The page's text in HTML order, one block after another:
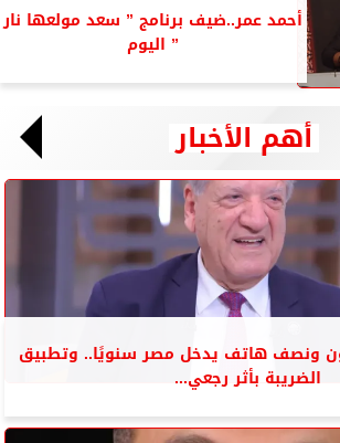
أحمد عمر..ضيف برنامج ” سعد مولعها نار
” اليوم
أهم الأخبار
ونصف هاتف يدخل مصر سنويًا.. وتطبيق
الضريبة بأثر رجعي...